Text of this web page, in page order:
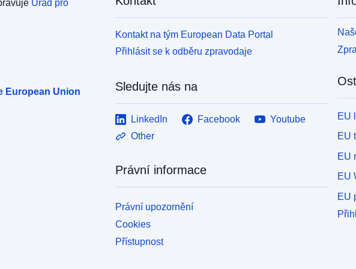
geografická tabulka
v departementu.
Úřad pro
European Union
Kontakt na tým European Data Portal
Přihlásit se k odběru zpravodaje
Sledujte nás na
LinkedIn Facebook
Youtube
Other
Právní informace
Právní upozornění
Cookies
Přístupnost
EU
EU
EU
EU
EU